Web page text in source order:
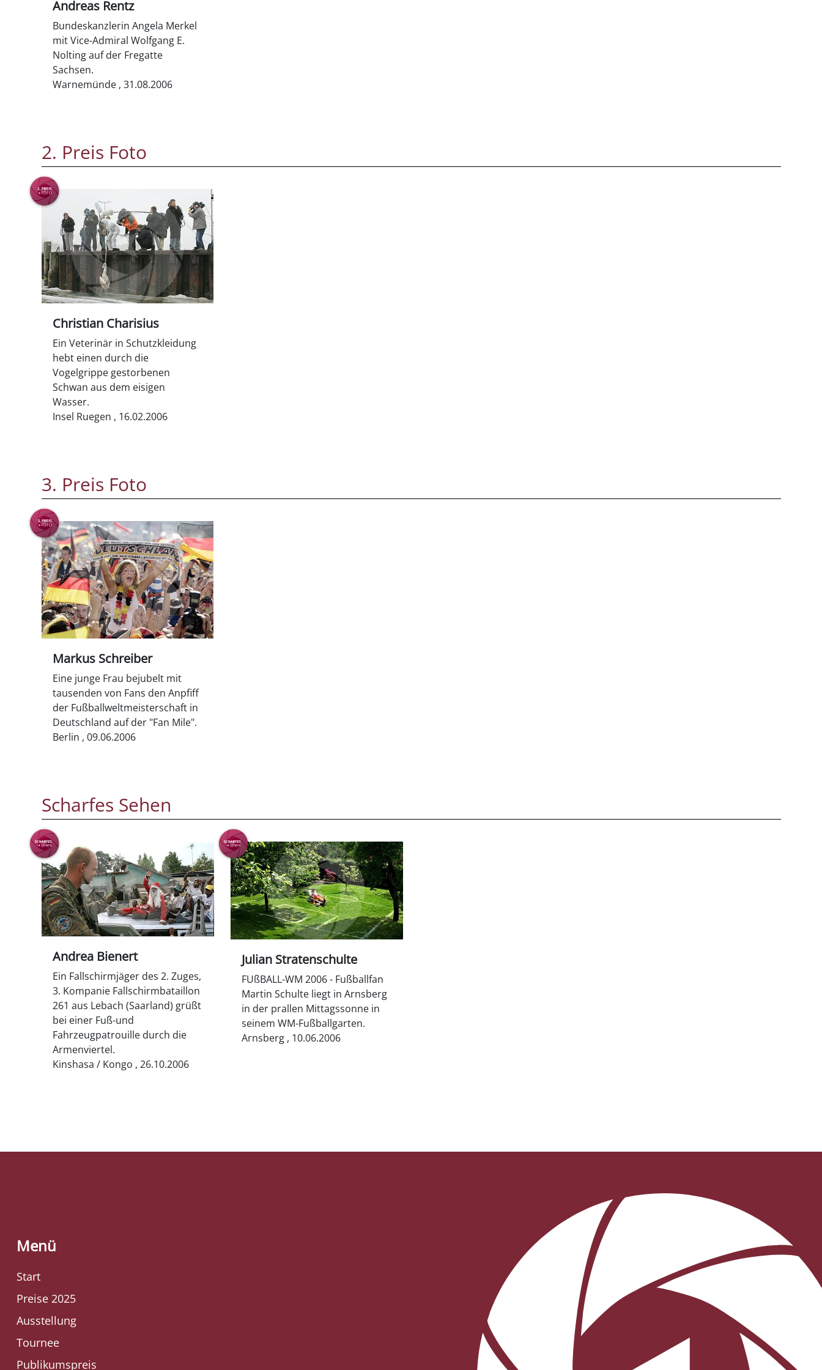
Andreas Rentz
Bundeskanzlerin Angela Merkel
mit Vice-Admiral Wolfgang E.
Nolting auf der Fregatte
Sachsen.
Warnemünde , 31.08.2006
2. Preis Foto
Christian Charisius
Ein Veterinär in Schutzkleidung
hebt einen durch die
Vogelgrippe gestorbenen
Schwan aus dem eisigen
Wasser.
Insel Ruegen , 16.02.2006
3. Preis Foto
Markus Schreiber
Eine junge Frau bejubelt mit
tausenden von Fans den Anpfiff
der Fußballweltmeisterschaft in
Deutschland auf der "Fan Mile".
Berlin , 09.06.2006
Scharfes Sehen
Andrea Bienert
Ein Fallschirmjäger des 2. Zuges,
3. Kompanie Fallschirmbataillon
261 aus Lebach (Saarland) grüßt
bei einer Fuß-und
Fahrzeugpatrouille durch die
Armenviertel.
Kinshasa / Kongo , 26.10.2006
Julian Stratenschulte
FUßBALL-WM 2006 - Fußballfan
Martin Schulte liegt in Arnsberg
in der prallen Mittagssonne in
seinem WM-Fußballgarten.
Arnsberg , 10.06.2006
Menü
Start
Preise 2025
Ausstellung
Tournee
Publikumspreis